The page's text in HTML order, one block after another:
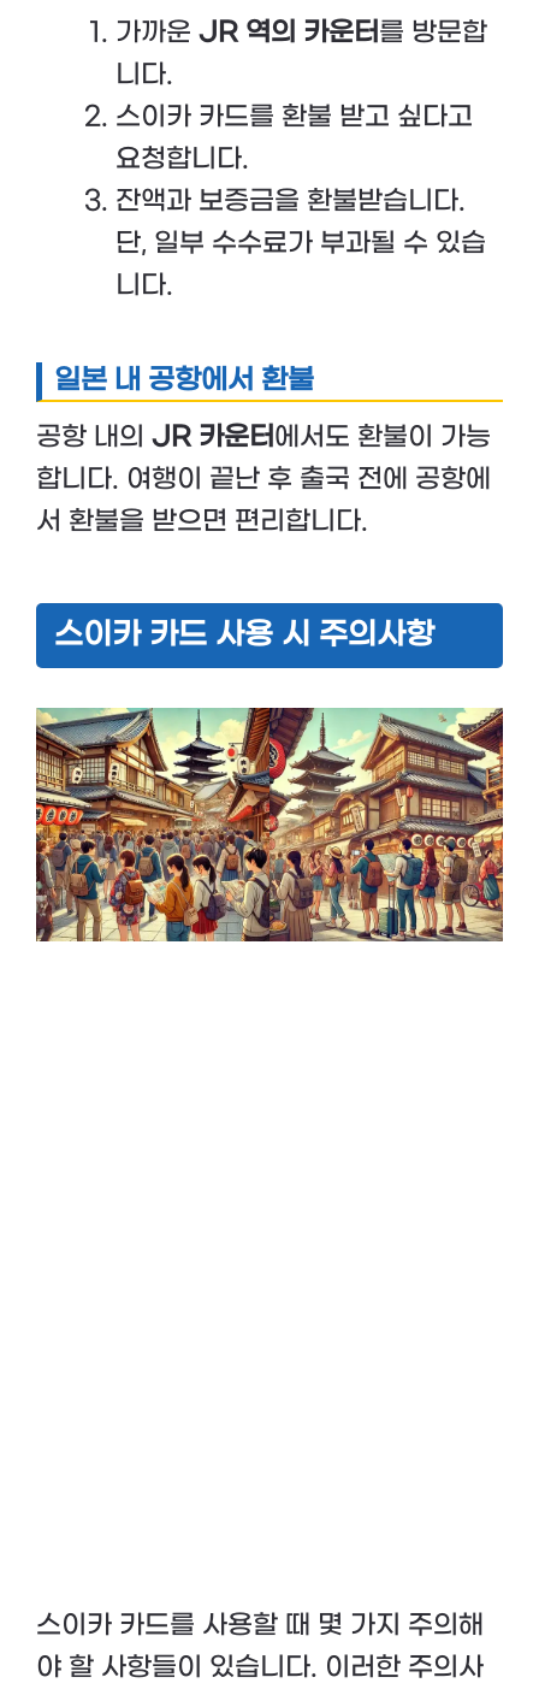
가까운 JR 역의 카운터를 방문합
니다.
스이카 카드를 환불 받고 싶다고
요청합니다.
잔액과 보증금을 환불받습니다.
단, 일부 수수료가 부과될 수 있습
니다.
일본 내 공항에서 환불
공항 내의 JR 카운터에서도 환불이 가능
합니다. 여행이 끝난 후 출국 전에 공항에
서 환불을 받으면 편리합니다.
스이카 카드 사용 시 주의사항
스이카 카드를 사용할 때 몇 가지 주의해
야 할 사항들이 있습니다. 이러한 주의사